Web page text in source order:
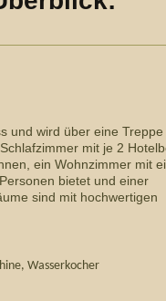
und wird über eine
mit je 2
ein Wohnzimmer mit
bietet und einer
sind mit hochwertigen
Wasserkocher